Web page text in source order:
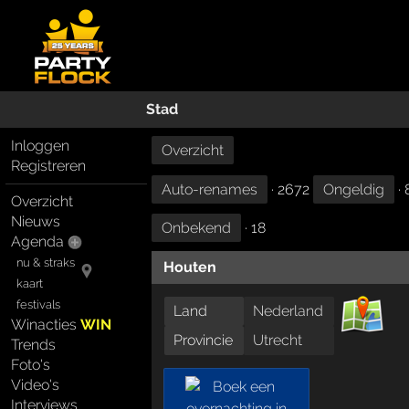
Stad
Inloggen
Registreren
Overzicht
Nieuws
Agenda
nu & straks
kaart
festivals
WinactiesWIN
Trends
Foto's
Video's
Interviews
Overzicht
Auto-renames · 2672 Ongeldig ·
Onbekend · 18
Houten
Land
Nederland
Provincie
Utrecht